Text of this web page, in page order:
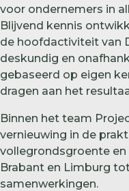
voor ondernemers in
Blijvend kennis
de hoofdactiviteit van
deskundig en
gebaseerd op eigen
dragen aan het
Binnen het team
vernieuwing in de
vollegrondsgroente
Brabant en Limburg
samenwerkingen.